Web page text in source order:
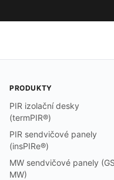
PRODUKTY
PIR izolační desky
(termPIR®)
PIR sendvičové panely
(insPIRe®)
MW sendvičové panely (GS
MW)